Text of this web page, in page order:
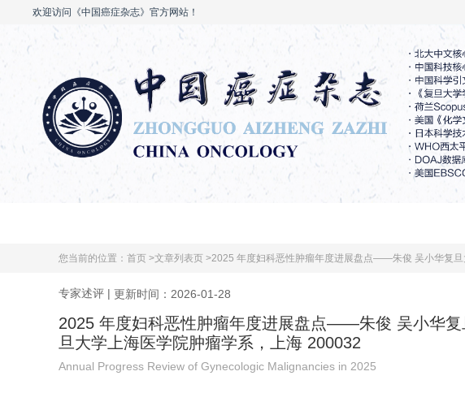
欢迎访问《中国癌症杂志》官方网站！
您当前的位置： 首页 >文章列表页 >2025 年度妇科恶性肿瘤年度进展盘点——朱俊 吴小华复
专家述评 | 更新时间：2026-01-28
2025 年度妇科恶性肿瘤年度进展盘点——朱俊 吴小华复
旦大学上海医学院肿瘤学系，上海 200032
Annual Progress Review of Gynecologic Malignancies in 2025